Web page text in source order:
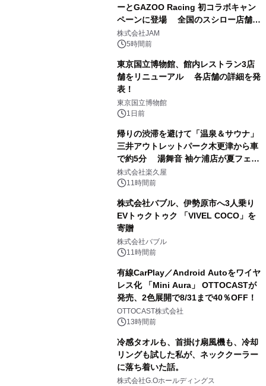
ーとGAZOO Racing 初コラボキャン
ペーンに登場 全国のスシロー店舗で
GR 4車種の FUNBOO(ミニカー)付き
メニューが展開されます
株式会社JAM
5時間前
東京国立博物館、館内レストラン3店
舗をリニューアル 各店舗の詳細を発
表！
東京国立博物館
1日前
帰りの渋滞を避けて「温泉＆サウナ」
三井アウトレットパーク木更津から車
で約5分 湯舞音 袖ケ浦店が夏フェア
メニューを提供
株式会社楽久屋
11時間前
株式会社バブル、伊勢原市へ3人乗り
EVトゥクトゥク 「VIVEL COCO」を
寄贈
株式会社バブル
11時間前
有線CarPlay／Android Autoをワイヤ
レス化 「Mini Aura」 OTTOCASTが
発売、2色展開で8/31まで40％OFF！
OTTOCAST株式会社
13時間前
冷感タオルも、首掛け扇風機も、冷却
リングも試した私が、ネッククーラー
に落ち着いた話。
株式会社G.Oホールディングス